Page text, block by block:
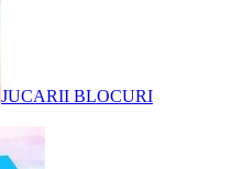
JUCARII BLOCURI